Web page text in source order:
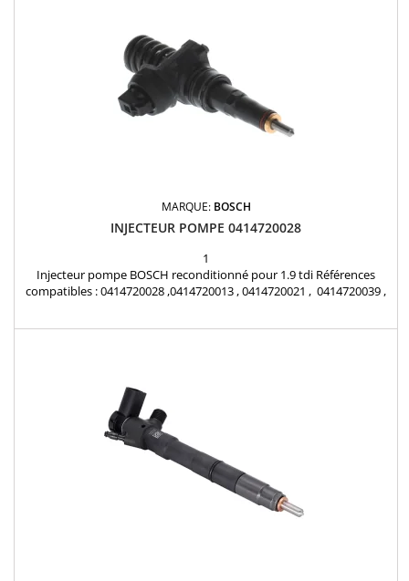
MARQUE: BOSCH
INJECTEUR POMPE 0414720028
1
Injecteur pompe BOSCH reconditionné pour 1.9 tdi Références
compatibles : 0414720028 ,0414720013 , 0414720021 , 0414720039 ,